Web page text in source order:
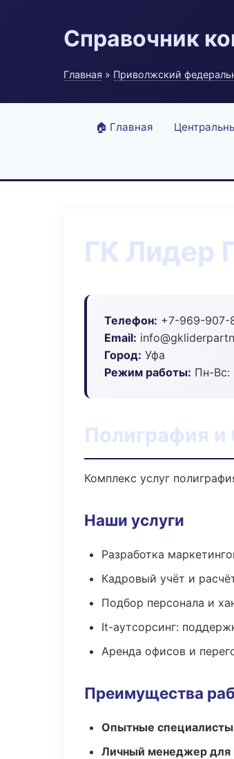
Справочник
Главная » Приволжский
🏠 Главная
ГК Лидер
Телефон: +7-969-907-
Email:
Город: Уфа
Режим работы: Пн-Вс:
Полиграфия и
Комплекс услуг
Наши услуги
Разработка
Кадровый учёт и
Подбор персонала и
It-аутсорсинг:
Аренда офисов и
Преимущества
Опытные
Личный менеджер для